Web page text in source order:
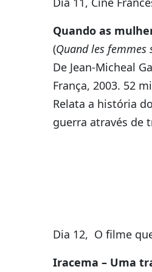
Quando as
(Quand les femmes
De Jean-Micheal
França, 2003. 52
Relata a história
guerra através de
Dia 12, O filme
Iracema – Uma